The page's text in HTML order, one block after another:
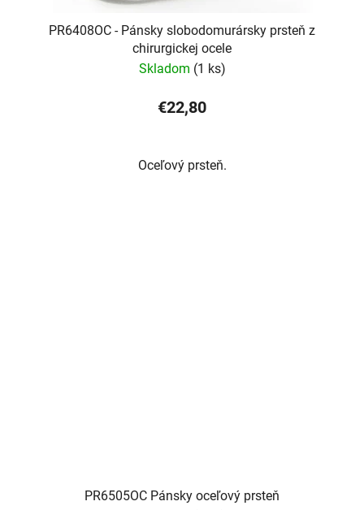
PR6408OC - Pánsky slobodomurársky prsteň z
chirurgickej ocele
Skladom (1 ks)
€22,80
Oceľový prsteň.
PR6505OC Pánsky oceľový prsteň